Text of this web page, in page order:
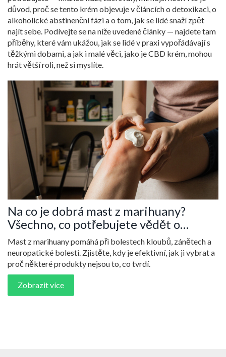
důvod, proč se tento krém objevuje v článcích o detoxikaci, o
alkoholické abstinenční fázi a o tom, jak se lidé snaží zpět
najít sebe. Podívejte se na níže uvedené články — najdete tam
příběhy, které vám ukážou, jak se lidé v praxi vypořádávají s
těžkými dobami, a jak i malé věci, jako je CBD krém, mohou
hrát větší roli, než si myslíte.
Na co je dobrá mast z marihuany?
Všechno, co potřebujete vědět o
kanabinoidních krémech
Mast z marihuany pomáhá při bolestech kloubů, zánětech a
neuropatické bolesti. Zjistěte, kdy je efektivní, jak ji vybrat a
proč některé produkty nejsou to, co tvrdí.
Zobrazit více